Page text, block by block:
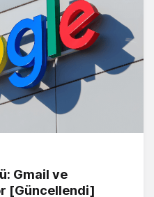
Gmail ve
[Güncellendi]